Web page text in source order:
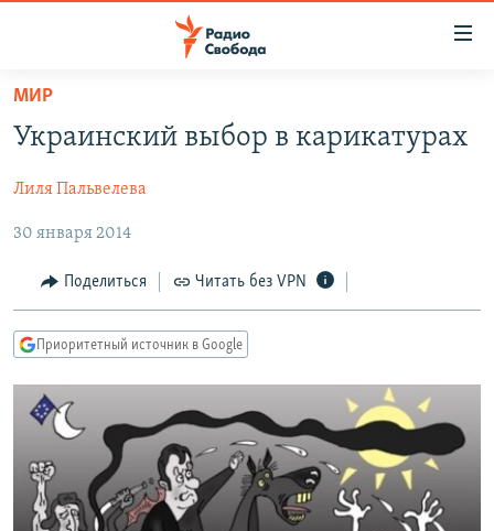
упрощенного
доступа
содержанию
Вернутся
главной
навигации
Вернутся
поиску
ПОДКАСТЫ
АВТОРСКИЕ ПРОЕКТЫ
ЦИТАТЫ СВОБОДЫ
МНЕНИЯ
КУЛЬТУРА
IDEL.РЕАЛИИ
КАВКАЗ.РЕАЛИИ
СЕВЕР.РЕАЛИИ
СИБИРЬ.РЕАЛИИ
РАСПИСАНИЕ ВЕЩАНИЯ
МИР
Украинский выбор в карикатурах
Лиля Пальвелева
30 января 2014
Поделиться Читать без VPN
Приоритетный источник в Google